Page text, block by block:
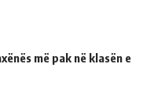
më pak në klasën e